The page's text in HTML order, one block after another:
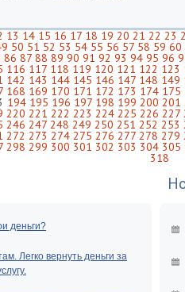
13 14 15 16 17 18 19 20 21 22 23
50 51 52 53 54 55 56 57 58 59 60
86 87 88 89 90 91 92 93 94 95 96
116 117 118 119 120 121 122 123
142 143 144 145 146 147 148 149
168 169 170 171 172 173 174 175
194 195 196 197 198 199 200 201
220 221 222 223 224 225 226 227
246 247 248 249 250 251 252 253
272 273 274 275 276 277 278 279
298 299 300 301 302 303 304 305
318
деньги?
Легко вернуть деньги за